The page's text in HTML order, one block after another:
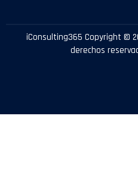
iConsulting365 Copyright ©
derechos